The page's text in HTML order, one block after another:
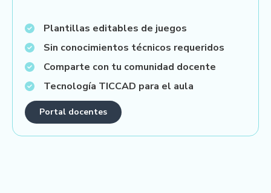
Plantillas editables de juegos
Sin conocimientos técnicos requeridos
Comparte con tu comunidad docente
Tecnología TICCAD para el aula
Portal docentes